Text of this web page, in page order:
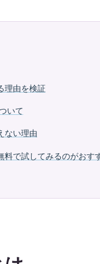
理由を検証
いて
ない理由
料で試してみるのがおす